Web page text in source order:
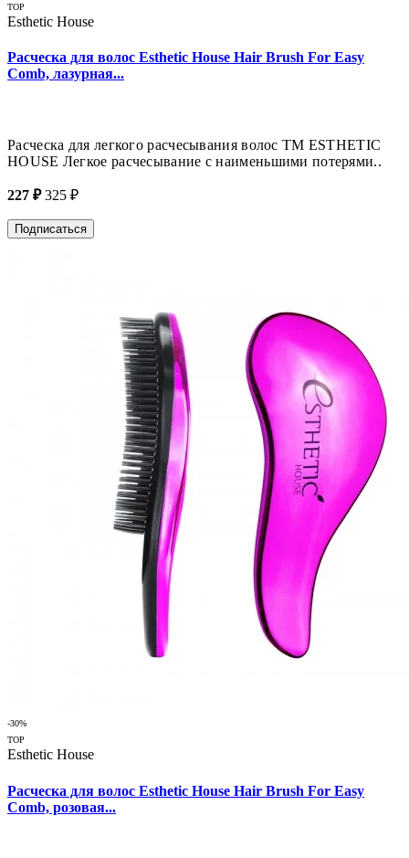
TOP
Esthetic House
Расческа для волос Esthetic House Hair Brush For Easy
Comb, лазурная...
Расческа для легкого расчесывания волос ТМ ESTHETIC
HOUSE Легкое расчесывание с наименьшими потерями..
227 ₽ 325 ₽
Подписаться
-30%
TOP
Esthetic House
Расческа для волос Esthetic House Hair Brush For Easy
Comb, розовая...